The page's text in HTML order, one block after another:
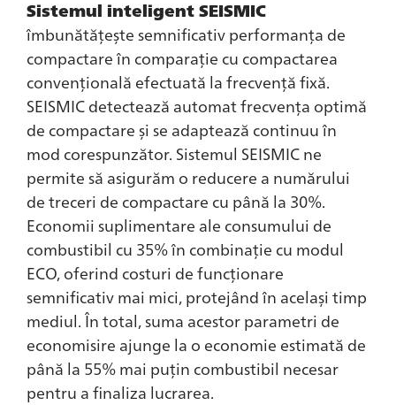
Sistemul inteligent SEISMIC
îmbunătățește semnificativ performanța de
compactare în comparație cu compactarea
convențională efectuată la frecvență fixă.
SEISMIC detectează automat frecvența optimă
de compactare și se adaptează continuu în
mod corespunzător. Sistemul SEISMIC ne
permite să asigurăm o reducere a numărului
de treceri de compactare cu până la 30%.
Economii suplimentare ale consumului de
combustibil cu 35% în combinație cu modul
ECO, oferind costuri de funcționare
semnificativ mai mici, protejând în același timp
mediul. În total, suma acestor parametri de
economisire ajunge la o economie estimată de
până la 55% mai puțin combustibil necesar
pentru a finaliza lucrarea.